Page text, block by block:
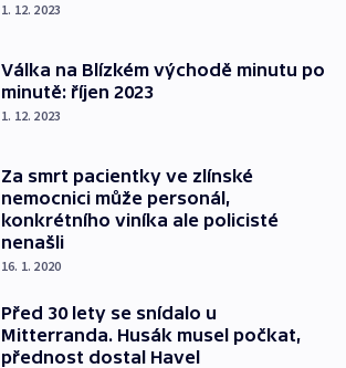
1. 12. 2023
Válka na Blízkém východě minutu po
minutě: říjen 2023
1. 12. 2023
Za smrt pacientky ve zlínské
nemocnici může personál,
konkrétního viníka ale policisté
nenašli
16. 1. 2020
Před 30 lety se snídalo u
Mitterranda. Husák musel počkat,
přednost dostal Havel